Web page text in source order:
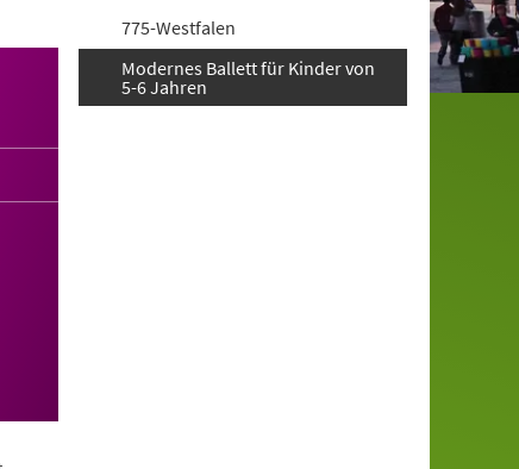
775-Westfalen
Modernes Ballett für Kinder von
5-6 Jahren